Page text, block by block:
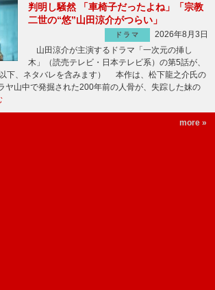
判明し騒然 「車椅子だったよね」「宗教
二世の“悠”山田涼介がつらい」
ドラマ
2026年8月3日
山田涼介が主演するドラマ「一次元の挿し
木」（読売テレビ・日本テレビ系）の第5話が、
下、ネタバレを含みます） 本作は、松下龍之介氏の
ヤ山中で発掘された200年前の人骨が、失踪した妹の
more »